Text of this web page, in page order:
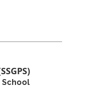
School